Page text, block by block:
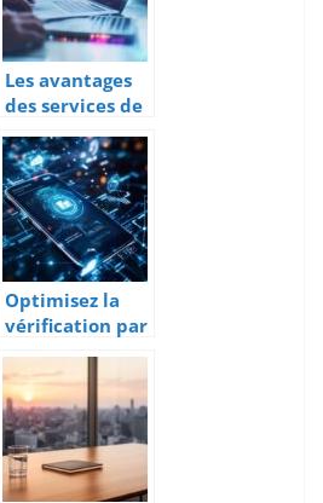
cabinets
Les avantages
des services de
comptabilité
en ligne pour
les entreprises
Optimisez la
vérification par
téléphone avec
une API SMS
performante et
économique